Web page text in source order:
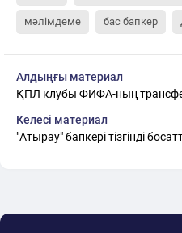
мәлімдеме бас бапкер
Алдыңғы материал
ҚПЛ клубы ФИФА-ның
Келесі материал
"Атырау" бапкері тізгінді